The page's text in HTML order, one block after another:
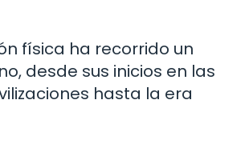
física ha recorrido un
desde sus inicios en las
hasta la era